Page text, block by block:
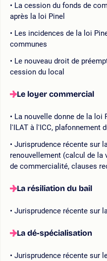
La cession du fonds de
après la loi Pinel
Les incidences de la loi
communes
Le nouveau droit de
cession du local
Le loyer commercial
La nouvelle donne de la loi
l'ILAT à l'ICC, plafonnement
Jurisprudence récente sur
renouvellement (calcul de la
de commercialité, clauses
La résiliation du bail
Jurisprudence récente sur
La dé-spécialisation
Jurisprudence récente sur